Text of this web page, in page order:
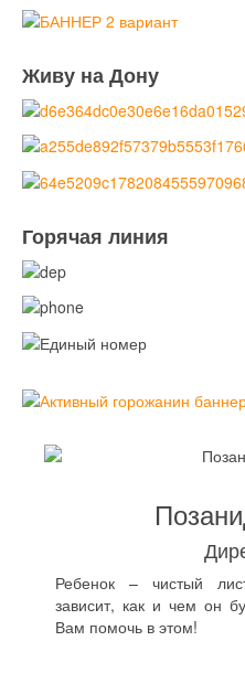
Живу на Дону
Горячая линия
Ребенок – чистый
зависит, как и чем он
Вам помочь в этом!